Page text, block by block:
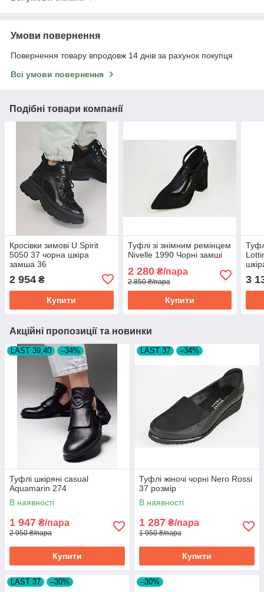
Умови повернення
Повернення товару впродовж 14 днів за рахунок покупця
Всі умови повернення
Подібні товари компанії
Кросівки зимові U.Spirit
5050 37 чорна шкіра
замша 36
2 954 ₴
Купити
Туфлі зі знімним ремінцем
Nivelle 1990 Чорні замші
2 280₴/пара
2 850 ₴/пара
Купити
3
Акційні пропозиції та новинки
LAST 39,40 –34%
Туфлі шкіряні casual
Aquamarin 274
В наявності
1 947 ₴/пара
2 950 ₴/пара
Купити
LAST 37 –34%
Туфлі жіночі чорні Nero Rossi
37 розмір
В наявності
1 287 ₴/пара
1 950 ₴/пара
Купити
LAST 37 –30% –30%